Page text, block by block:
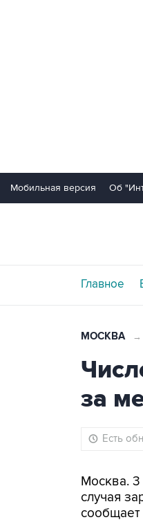
Мобильная версия Об
Главное
МОСКВА →
за
Есть
Москва. 3
случая